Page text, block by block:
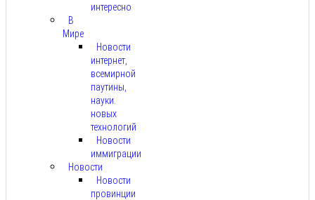
интересно
В
Мире
Новости
интернет,
всемирной
паутины,
науки.
новых
технологий
Новости
иммиграции
Новости
Новости
провинции